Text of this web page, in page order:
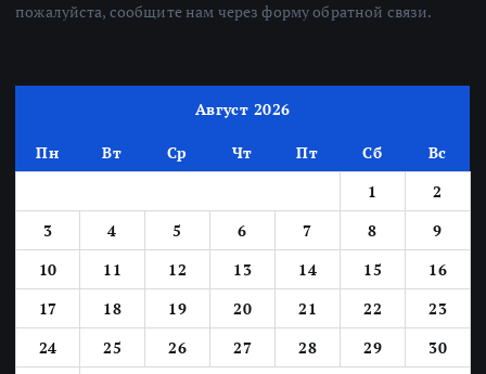
пожалуйста, сообщите нам через форму обратной связи.
Август 2026
Пн Вт Ср Чт Пт Сб
Вс
1
2
3
4 5 6 7 8
9
10
11 12 13 14 15
16
17
18 19 20 21 22
23
24
25 26 27 28 29
30